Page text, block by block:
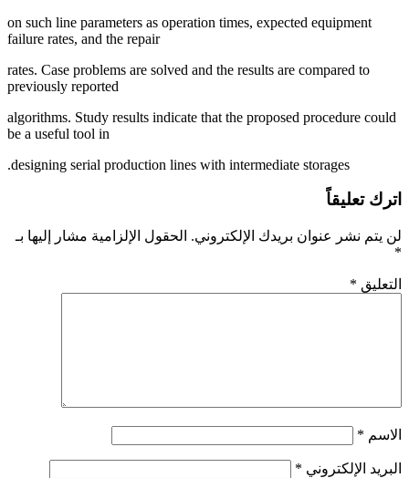
on such line parameters as operation times, expected equipment
failure rates, and the repair
rates. Case problems are solved and the results are compared to
previously reported
algorithms. Study results indicate that the proposed procedure could
be a useful tool in
designing serial production lines with intermediate storages.
اترك تعليقاً
لن يتم نشر عنوان بريدك الإلكتروني. الحقول الإلزامية مشار إليها بـ
*
التعليق *
الاسم *
البريد الإلكتروني *